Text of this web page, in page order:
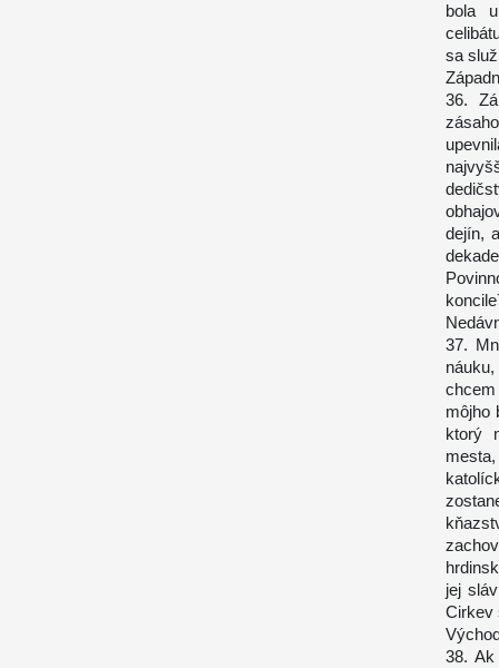
bola
sa
36.
dejín,
37.
môjho
ktorý
jej
Cirkev
38. Ak